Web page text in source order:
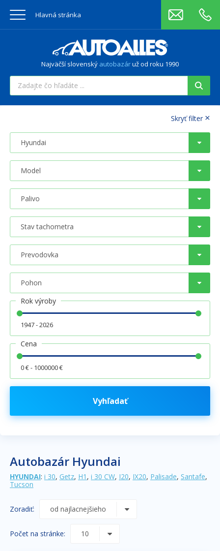
Hlavná stránka
Najväčší slovenský autobazáruž od roku 1990
Skryť filter ×
Rok výroby
1947 - 2026
Cena
0 € - 1000000 €
Vyhľadať
Autobazár Hyundai
HYUNDAI: i 30, Getz, H1 , i 30 CW, I20, IX20, Palisade, Santafe,
Tucson
Zoradiť:
Počet na stránke: